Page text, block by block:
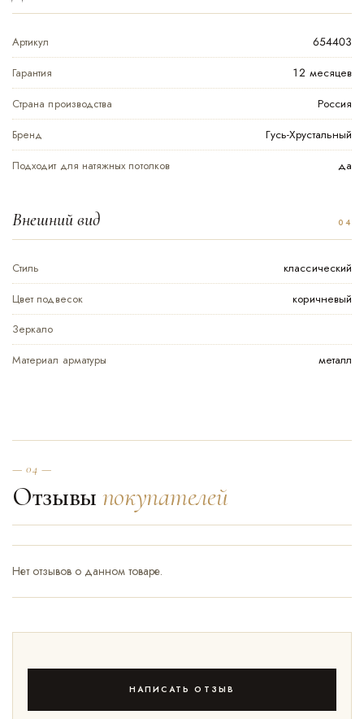
Артикул
654403
Гарантия
12 месяцев
Страна производства
Россия
Бренд
Гусь-Хрустальный
Подходит для натяжных потолков
да
Внешний вид
Стиль
классический
Цвет подвесок
коричневый
Зеркало
Материал арматуры
металл
— 04 —
Отзывы покупателей
Нет отзывов о данном товаре.
НАПИСАТЬ ОТЗЫВ